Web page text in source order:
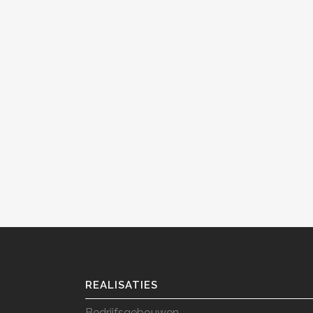
REALISATIES